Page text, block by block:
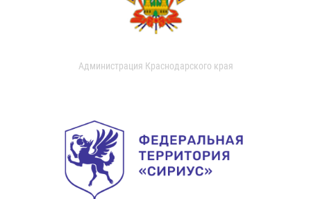
Администрация Краснодарского края